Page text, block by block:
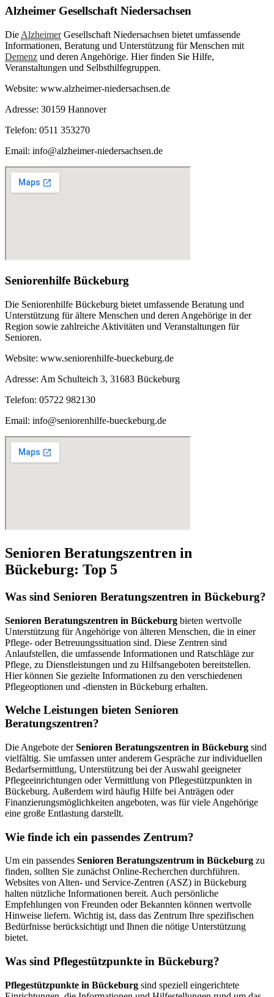
Alzheimer Gesellschaft Niedersachsen
Die AlzheimerGesellschaft Niedersachsen bietet umfassende
Informationen, Beratung und Unterstützung für Menschen mit
Demenz und deren Angehörige. Hier finden Sie Hilfe,
Veranstaltungen und Selbsthilfegruppen.
Website: www.alzheimer-niedersachsen.de
Adresse: 30159 Hannover
Telefon: 0511 353270
Email: info@alzheimer-niedersachsen.de
Seniorenhilfe Bückeburg
Die Seniorenhilfe Bückeburg bietet umfassende Beratung und
Unterstützung für ältere Menschen und deren Angehörige in der
Region sowie zahlreiche Aktivitäten und Veranstaltungen für
Senioren.
Website: www.seniorenhilfe-bueckeburg.de
Adresse: Am Schulteich 3, 31683 Bückeburg
Telefon: 05722 982130
Email: info@seniorenhilfe-bueckeburg.de
Senioren Beratungszentren in
Bückeburg: Top 5
Was sind Senioren Beratungszentren in Bückeburg?
Senioren Beratungszentren in Bückeburg bieten wertvolle
Unterstützung für Angehörige von älteren Menschen, die in einer
Pflege- oder Betreuungssituation sind. Diese Zentren sind
Anlaufstellen, die umfassende Informationen und Ratschläge zur
Pflege, zu Dienstleistungen und zu Hilfsangeboten bereitstellen.
Hier können Sie gezielte Informationen zu den verschiedenen
Pflegeoptionen und -diensten in Bückeburg erhalten.
Welche Leistungen bieten Senioren
Beratungszentren?
Die Angebote derSenioren Beratungszentren in Bückeburg sind
vielfältig. Sie umfassen unter anderem Gespräche zur individuellen
Bedarfsermittlung, Unterstützung bei der Auswahl geeigneter
Pflegeeinrichtungen oder Vermittlung von Pflegestützpunkten in
Bückeburg. Außerdem wird häufig Hilfe bei Anträgen oder
Finanzierungsmöglichkeiten angeboten, was für viele Angehörige
eine große Entlastung darstellt.
Wie finde ich ein passendes Zentrum?
Um ein passendes Senioren Beratungszentrum in Bückeburg zu
finden, sollten Sie zunächst Online-Recherchen durchführen.
Websites von Alten- und Service-Zentren (ASZ) in Bückeburg
halten nützliche Informationen bereit. Auch persönliche
Empfehlungen von Freunden oder Bekannten können wertvolle
Hinweise liefern. Wichtig ist, dass das Zentrum Ihre spezifischen
Bedürfnisse berücksichtigt und Ihnen die nötige Unterstützung
bietet.
Was sind Pflegestützpunkte in Bückeburg?
Pflegestützpunkte in Bückeburg sind speziell eingerichtete